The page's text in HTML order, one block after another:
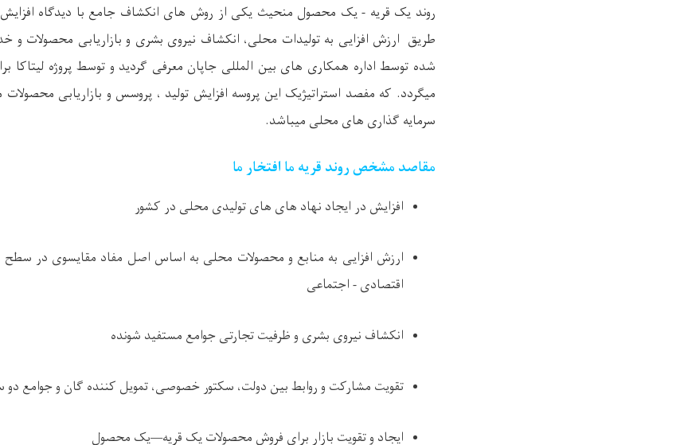
روند یک قریه - یک محصول منحیث یکی از روش های انکشاف جامع با دیدگاه افزایش
طریق ارزش افزایی به تولیدات محلی، انکشاف نیروی بشری و بازاریابی محصولات و
شده توسط اداره همکاری های بین المللی جاپان معرفی گردید و توسط پروژه لیتاکا
میگردد. که مفصد استراتیژیک این پروسه افزایش تولید ، پروسس و بازاریابی
سرمایه گذاری های محلی میباشد.
مقاصد مشخص روند قریه ما افتخار ما
افزایش در ایجاد نهاد های های تولیدی محلی در کشور
ارزش افزایی به منابع و محصولات محلی به اساس اصل مفاد مقایسوی در سطح
اقتصادی - اجتماعی
انکشاف نیروی بشری و ظرفیت تجارتی جوامع مستفید شونده
تقویت مشارکت و روابط بین دولت، سکتور خصوصی، تمویل کننده گان و جوامع
ایجاد و تقویت بازار برای فروش محصولات یک قریه—یک محصول